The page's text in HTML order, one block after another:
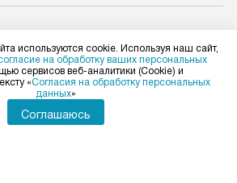
Для физических лиц
используются cookie. Используя наш сайт,
на обработку ваших персональных
сервисов веб-аналитики (Cookie) и
«Согласия на обработку персональных
данных»
Соглашаюсь